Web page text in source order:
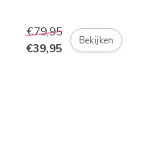
€79,95
€39,95
Bekijken